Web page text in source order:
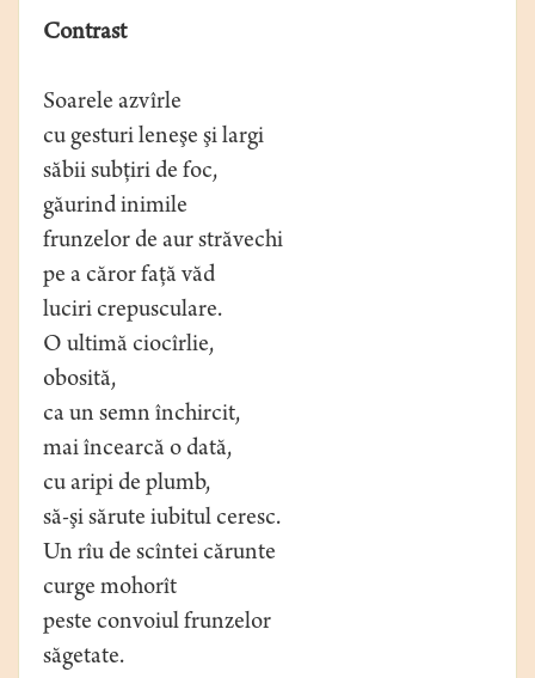
Contrast
Soarele azvîrle
cu gesturi leneşe şi largi
săbii subţiri de foc,
găurind inimile
frunzelor de aur străvechi
pe a căror faţă văd
luciri crepusculare.
O ultimă ciocîrlie,
obosită,
ca un semn închircit,
mai încearcă o dată,
cu aripi de plumb,
să-şi sărute iubitul ceresc.
Un rîu de scîntei cărunte
curge mohorît
peste convoiul frunzelor
săgetate.